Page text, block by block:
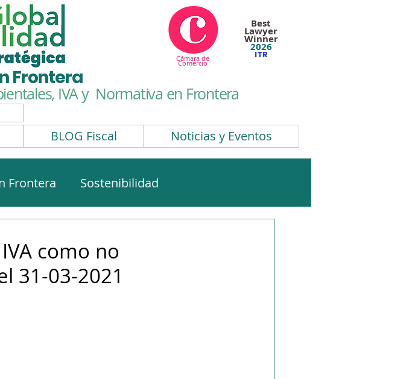
Frontera
IVA y Normativa en Frontera
Best
Lawyer
Winner
2026
ITR
Cámara de
Comercio
BLOG Fiscal Noticias y Eventos
Frontera Sostenibilidad
como no
31-03-2021